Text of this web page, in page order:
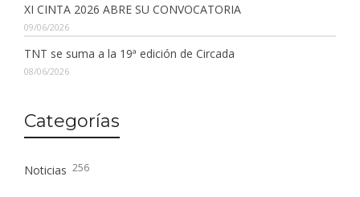
XI CINTA 2026 ABRE SU CONVOCATORIA
09/06/2026
TNT se suma a la 19ª edición de Circada
08/06/2026
Categorías
Noticias 256